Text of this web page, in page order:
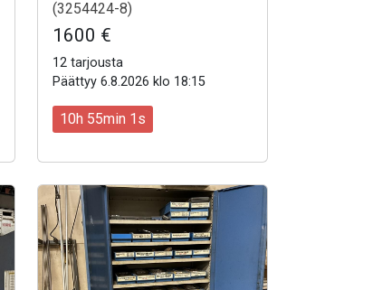
(3254424-8)
1600 €
12 tarjousta
Päättyy 6.8.2026 klo 18:15
10h 54min 59s